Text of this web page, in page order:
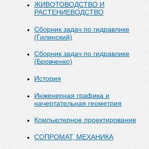
ЖИВОТОВОДСТВО И
РАСТЕНИЕВОДСТВО
Сборник задач по гидравлике
(Гилинский)
Сборник задач по гидравлике
(Бровченко)
История
Инженерная графика и
начертательная геометрия
Компьютерное проектирование
СОПРОМАТ, МЕХАНИКА